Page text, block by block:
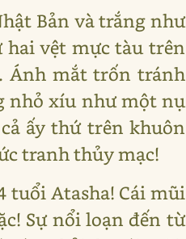
Bản và trắng như
hai vệt mực tàu trên
Ánh mắt trốn tránh
nhỏ xíu như một nụ
ấy thứ trên khuôn
tranh thủy mạc!
tuổi Atasha! Cái mũi
Sự nổi loạn đến từ